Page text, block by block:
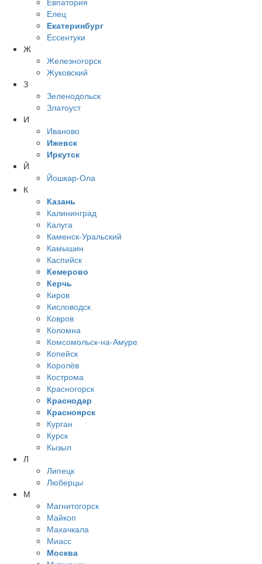
Елец
Екатеринбург
Ессентуки
Ж
Железногорск
Жуковский
З
Зеленодольск
Златоуст
И
Иваново
Ижевск
Иркутск
Й
Йошкар-Ола
К
Казань
Калининград
Калуга
Каменск-Уральский
Камышин
Каспийск
Кемерово
Керчь
Киров
Кисловодск
Ковров
Коломна
Комсомольск-на-Амуре
Копейск
Королёв
Кострома
Красногорск
Краснодар
Красноярск
Курган
Курск
Кызыл
Л
Липецк
Люберцы
М
Магнитогорск
Майкоп
Махачкала
Миасс
Москва